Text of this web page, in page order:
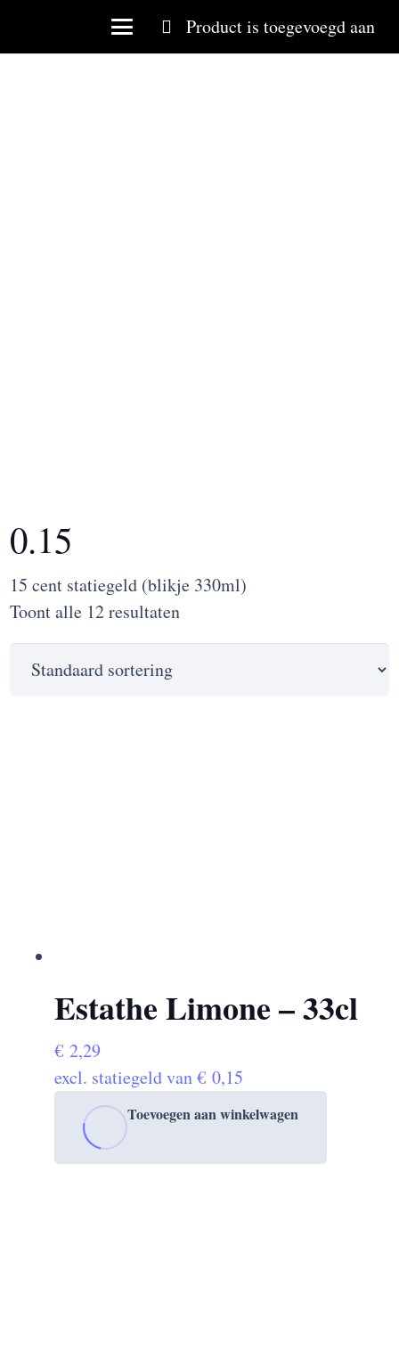
Productis toegevoegd aan
0.15
15 cent statiegeld (blikje 330ml)
Toont alle 12 resultaten
Estathe Limone – 33cl
€ 2,29
excl. statiegeld van€ 0,15
Toevoegen aan winkelwagen